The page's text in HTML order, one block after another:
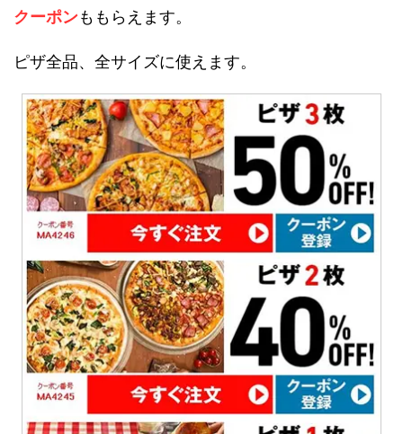
クーポンももらえます。
ピザ全品、全サイズに使えます。